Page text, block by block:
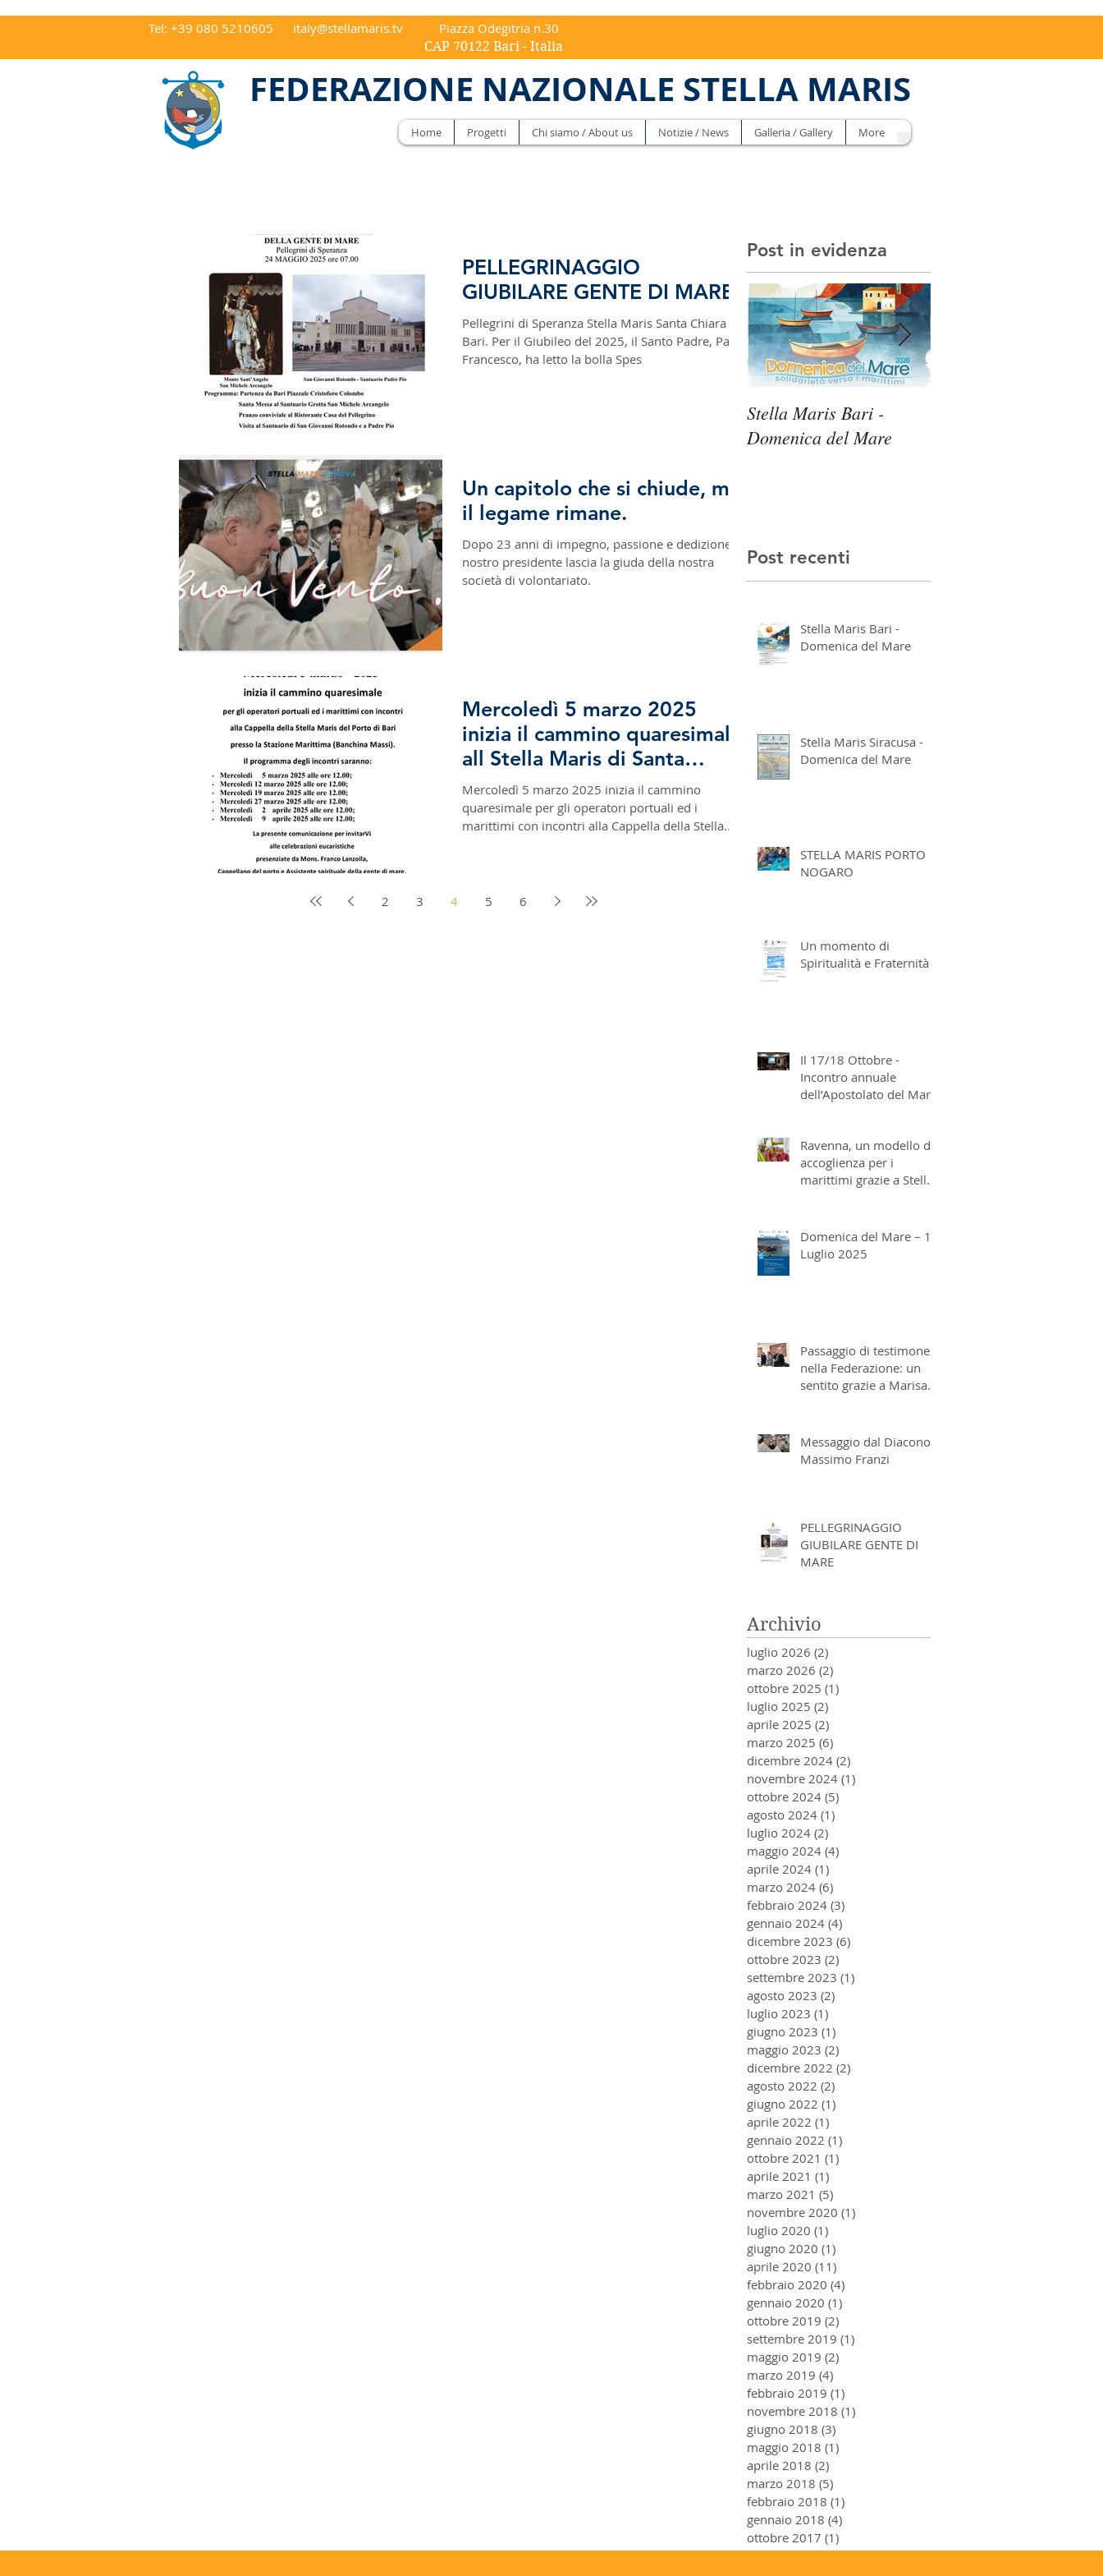
Tel: +39 080 5210605 italy@stellamaris.tv Piazza Odegitria n.30
CAP 70122 Bari - Italia
FEDERAZIONE NAZIONALE STELLA MARIS
Home Progetti Chi siamo / About us Notizie / News Galleria / Gallery More
PELLEGRINAGGIO
GIUBILARE GENTE DI MARE
Pellegrini di Speranza Stella Maris Santa Chiara di
Bari. Per il Giubileo del 2025, il Santo Padre, Papa
Francesco, ha letto la bolla Spes
Un capitolo che si chiude, ma
il legame rimane.
Dopo 23 anni di impegno, passione e dedizione, il
nostro presidente lascia la giuda della nostra
società di volontariato.
Mercoledì 5 marzo 2025
inizia il cammino quaresimale
all Stella Maris di Santa
Chiara di Bari
Mercoledì 5 marzo 2025 inizia il cammino
quaresimale per gli operatori portuali ed i
marittimi con incontri alla Cappella della Stella...
2 3 4 5 6
Post in evidenza
Stella Maris Bari -
Domenica del Mare
Post recenti
Stella Maris Bari -
Domenica del Mare
Stella Maris Siracusa -
Domenica del Mare
STELLA MARIS PORTO
NOGARO
Un momento di
Spiritualità e Fraternità
Il 17/18 Ottobre -
Incontro annuale
dell’Apostolato del Mare
Ravenna, un modello di
accoglienza per i
marittimi grazie a Stella
Domenica del Mare – 13
Luglio 2025
Passaggio di testimone
nella Federazione: un
sentito grazie a Marisa
Messaggio dal Diacono
Massimo Franzi
PELLEGRINAGGIO
GIUBILARE GENTE DI
MARE
Archivio
luglio 2026 (2)
marzo 2026 (2)
ottobre 2025 (1)
luglio 2025 (2)
aprile 2025 (2)
marzo 2025 (6)
dicembre 2024 (2)
novembre 2024 (1)
ottobre 2024 (5)
agosto 2024 (1)
luglio 2024 (2)
maggio 2024 (4)
aprile 2024 (1)
marzo 2024 (6)
febbraio 2024 (3)
gennaio 2024 (4)
dicembre 2023 (6)
ottobre 2023 (2)
settembre 2023 (1)
agosto 2023 (2)
luglio 2023 (1)
giugno 2023 (1)
maggio 2023 (2)
dicembre 2022 (2)
agosto 2022 (2)
giugno 2022 (1)
aprile 2022 (1)
gennaio 2022 (1)
ottobre 2021 (1)
aprile 2021 (1)
marzo 2021 (5)
novembre 2020 (1)
luglio 2020 (1)
giugno 2020 (1)
aprile 2020 (11)
febbraio 2020 (4)
gennaio 2020 (1)
ottobre 2019 (2)
settembre 2019 (1)
maggio 2019 (2)
marzo 2019 (4)
febbraio 2019 (1)
novembre 2018 (1)
giugno 2018 (3)
maggio 2018 (1)
aprile 2018 (2)
marzo 2018 (5)
febbraio 2018 (1)
gennaio 2018 (4)
ottobre 2017 (1)